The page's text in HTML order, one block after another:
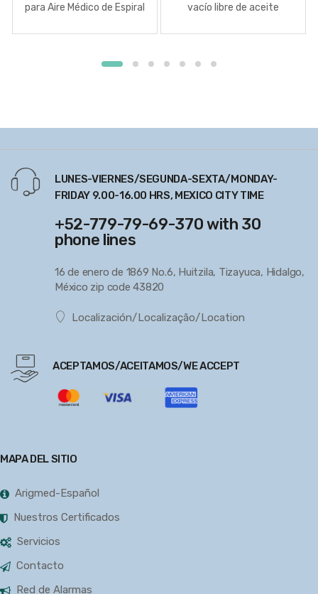
para Aire Médico de Espiral
vacío libre de aceite
LUNES-VIERNES/SEGUNDA-SEXTA/MONDAY-
FRIDAY 9.00-16.00 HRS, MEXICO CITY TIME
+52-779-79-69-370 with 30
phone lines
16 de enero de 1869 No.6, Huitzila, Tizayuca, Hidalgo,
México zip code 43820
Localización/Localização/Location
ACEPTAMOS/ACEITAMOS/WE ACCEPT
MAPA DEL SITIO
Arigmed-Español
Nuestros Certificados
Servicios
Contacto
Red de Alarmas